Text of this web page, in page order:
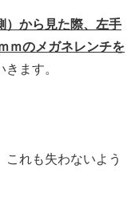
）から見た際、左手
ｍのメガネレンチを
きます。
れも失わないよう